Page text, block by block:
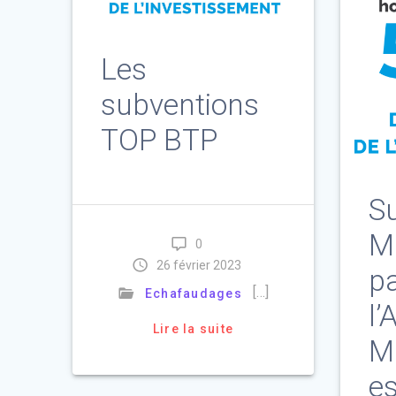
Les
subventions
TOP BTP
0
26 février 2023
Echafaudages
[…]
Lire la suite